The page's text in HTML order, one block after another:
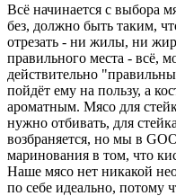
Всё начинается с выбора
без, должно быть таким,
отрезать - ни жилы, ни
правильного места - всё,
действительно
пойдёт ему на пользу, а
ароматным. Мясо для
нужно отбивать, для
возбраняется, но мы в
маринования в том, что
Наше мясо нет никакой
по себе идеально, потому